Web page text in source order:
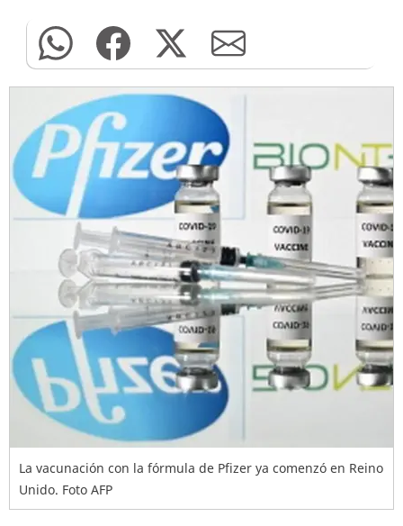
La vacunación con la fórmula de Pfizer ya comenzó en Reino
Unido. Foto AFP